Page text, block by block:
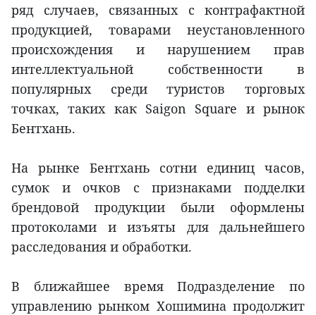
ряд случаев, связанных с контрафактной
продукцией, товарами неустановленного
происхождения и нарушением прав
интеллектуальной собственности в
популярных среди туристов торговых
точках, таких как Saigon Square и рынок
Бентхань.
На рынке Бентхань сотни единиц часов,
сумок и очков с признаками подделки
брендовой продукции были оформлены
протоколами и изъяты для дальнейшего
расследования и обработки.
В ближайшее время Подразделение по
управлению рынком Хошимина продолжит